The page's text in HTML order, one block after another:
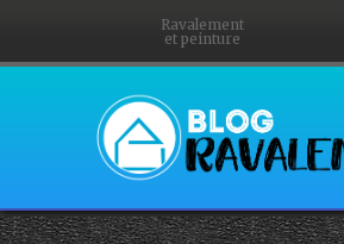
Ravalement
et peinture